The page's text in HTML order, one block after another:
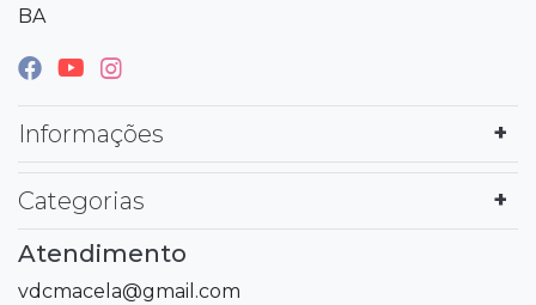
BA
Informações
Categorias
Atendimento
vdcmacela@gmail.com